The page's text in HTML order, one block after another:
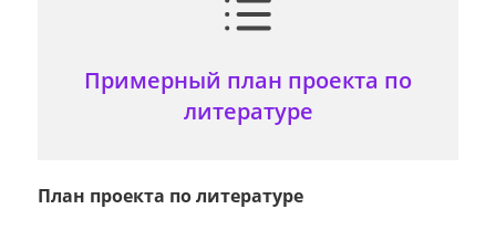
Примерный план проекта по
литературе
План проекта по литературе